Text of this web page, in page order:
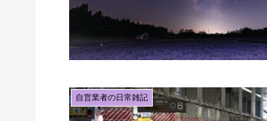
自営業者の日常雑記